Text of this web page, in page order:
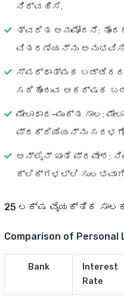
ನಿರ್ವಹಿಸಿ.
ತ್ವರಿತ ಅನುಮೋದನೆ:
ವಿತರಣೆಯನ್ನು
ಸ್ಪರ್ಧಾತ್ಮಕ
ಸರಿಹೊಂದುವ ಆಕರ್ಷಕ
ಮೇಲಾಧಾರ-ಮುಕ್ತ ಸಾಲ :
ಪ್ರಕ್ರಿಯೆಯನ್ನು
ಆನ್‌ಲೈನ್ ಖಾತೆ ಪ್ರವೇಶ :
ಕ್ಲಿಕ್‌ಗಳಲ್ಲಿ ಸುಲಭವಾಗಿ
25 ಲಕ್ಷ ವೈಯಕ್ತಿಕ
Comparison of
Bank
Interest
Rate